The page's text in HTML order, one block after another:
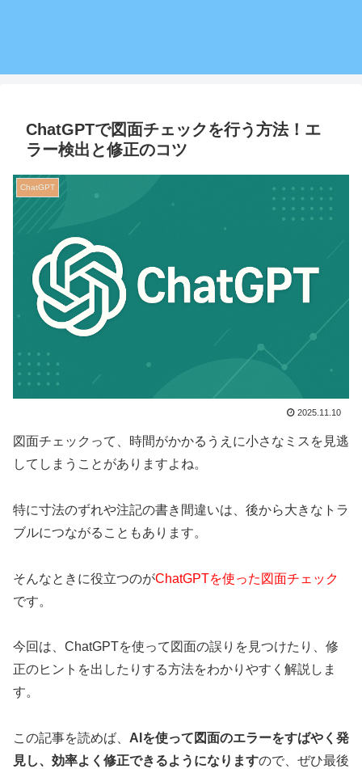
ChatGPTで図面チェックを行う方法！エ
ラー検出と修正のコツ
ChatGPT
2025.11.10
図面チェックって、時間がかかるうえに小さなミスを見逃
してしまうことがありますよね。
特に寸法のずれや注記の書き間違いは、後から大きなトラ
ブルにつながることもあります。
そんなときに役立つのがChatGPTを使った図面チェック
です。
今回は、ChatGPTを使って図面の誤りを見つけたり、修
正のヒントを出したりする方法をわかりやすく解説しま
す。
この記事を読めば、 AIを使って図面のエラーをすばやく発
見し、効率よく修正できるようになりますので、ぜひ最後